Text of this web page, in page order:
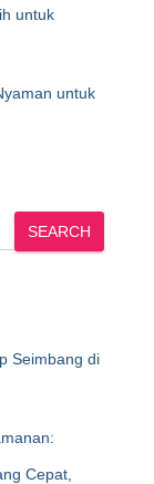
untuk
untuk
SEARCH
Seimbang di
Cepat,